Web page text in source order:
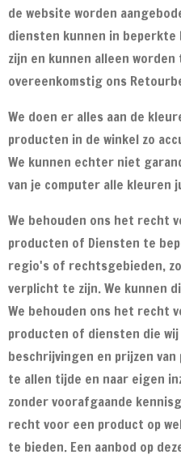
de website worden
diensten kunnen in beperkte
zijn en kunnen alleen
overeenkomstig ons
We doen er alles aan de
producten in de winkel zo
We kunnen echter niet
van je computer alle kleuren
We behouden ons het recht
producten of Diensten te
regio's of rechtsgebieden,
verplicht te zijn. We kunnen
We behouden ons het recht
producten of diensten die
beschrijvingen en prijzen
te allen tijde en naar eigen
zonder voorafgaande
recht voor een product op
te bieden. Een aanbod op